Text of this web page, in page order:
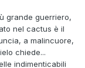
grande guerriero,
nel cactus è il
a malincuore,
chiede...
indimenticabili